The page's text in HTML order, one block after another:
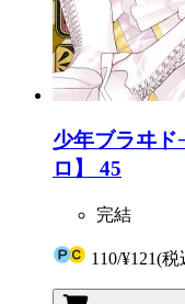
少年ブラヰド
ロ】 45
完結
110/¥121(税